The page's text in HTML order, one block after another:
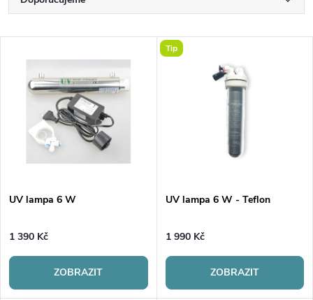
a
p
r
o
Nejprodávanější
Abecedně
V
s
p
r
UV lampa 6 W
1 390 Kč
ZOBRAZIT
Tip
UV lampa 6 W - Teflon
1 990 Kč
ZOBRAZIT